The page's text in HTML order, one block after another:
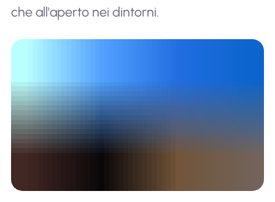
che all'aperto nei dintorni.